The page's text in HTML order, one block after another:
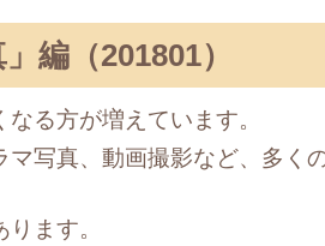
編（201801）
る方が増えています。
写真、動画撮影など、多く
ます。